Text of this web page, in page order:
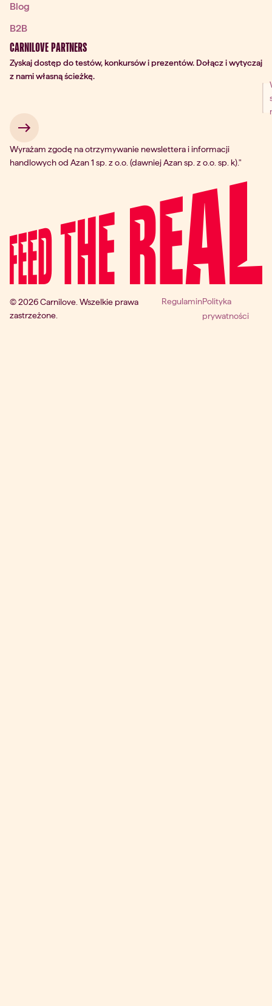
Blog
B2B
CARNILOVE PARTNERS
Zyskaj dostęp do testów, konkursów i prezentów. Dołącz i wytyczaj
z nami własną ścieżkę.
→
Wyrażam zgodę na otrzymywanie newslettera i informacji
handlowych od Azan 1 sp. z o.o. (dawniej Azan sp. z o.o. sp. k)."
© 2026 Carnilove. Wszelkie prawa
zastrzeżone.
RegulaminPolityka
prywatności